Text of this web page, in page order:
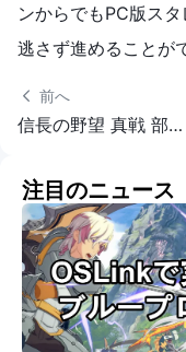
ンからでもPC版ス
逃さず進めることが
前へ
信長の野望 真戦 部隊編成ガイド｜主力部隊と攻城編成の考え方
注目のニュース